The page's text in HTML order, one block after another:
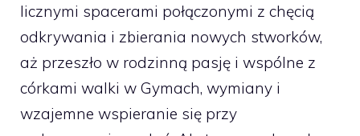
licznymi spacerami połączonymi z chęcią
odkrywania i zbierania nowych stworków,
aż przeszło w rodzinną pasję i wspólne z
córkami walki w Gymach, wymiany i
wzajemne wspieranie się przy